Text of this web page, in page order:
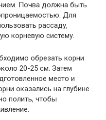
Почва должна быть
Для
рассаду,
корневую систему.
обрезать корни
20-25 см. Затем
место и
оказались на глубине
полить, чтобы